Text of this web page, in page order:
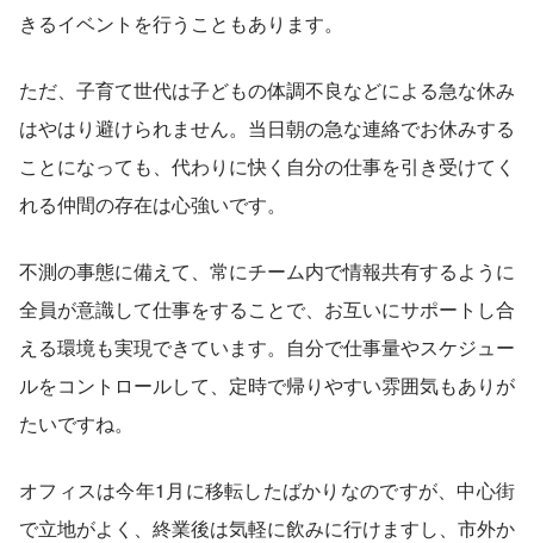
きるイベントを行うこともあります。
ただ、子育て世代は子どもの体調不良などによる急な休み
はやはり避けられません。当日朝の急な連絡でお休みする
ことになっても、代わりに快く自分の仕事を引き受けてく
れる仲間の存在は心強いです。
不測の事態に備えて、常にチーム内で情報共有するように
全員が意識して仕事をすることで、お互いにサポートし合
える環境も実現できています。自分で仕事量やスケジュー
ルをコントロールして、定時で帰りやすい雰囲気もありが
たいですね。
オフィスは今年1月に移転したばかりなのですが、中心街
で立地がよく、終業後は気軽に飲みに行けますし、市外か